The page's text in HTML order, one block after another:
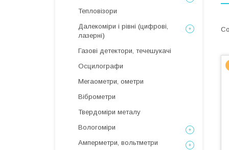
Тепловізори
Далекоміри і рівні (цифрові,
лазерні)
Газові детектори, течешукачі
Осцилографи
Мегаометри, ометри
Віброметри
Твердоміри металу
Вологоміри
Амперметри, вольтметри